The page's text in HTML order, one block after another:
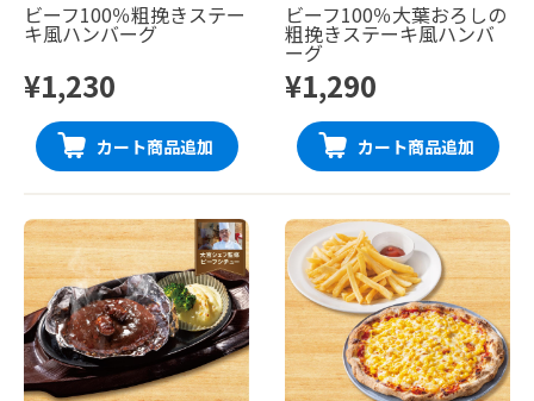
ビーフ100％粗挽きステー
キ風ハンバーグ
¥1,230
カート商品追加
ビーフ100％大葉おろしの
粗挽きステーキ風ハンバ
ーグ
¥1,290
カート商品追加